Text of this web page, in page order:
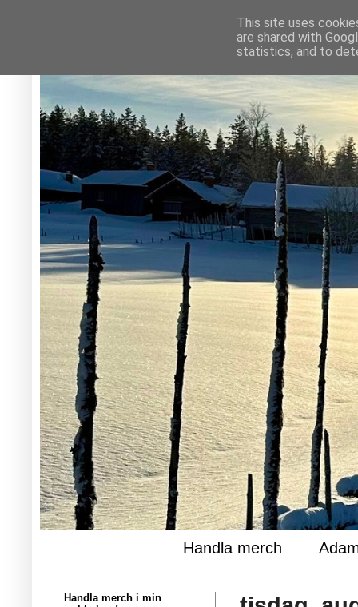
Handla merch
Handla merch i min
This site uses
are shared with
statistics, and to